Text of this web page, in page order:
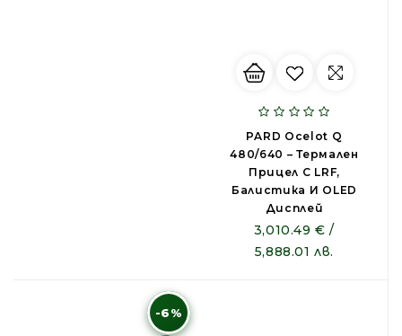
PARD Ocelot Q
480/640 – Термален
Прицел С LRF,
Балистика И OLED
Дисплей
3,010.49 € /
5,888.01 лв.
-6%